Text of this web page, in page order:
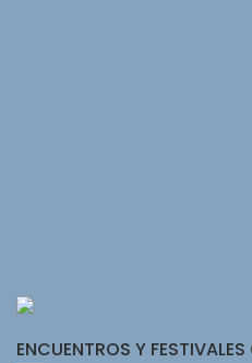
ENCUENTROS Y